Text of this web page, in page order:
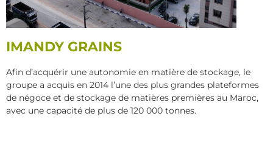
IMANDY GRAINS
Afin d’acquérir une autonomie en matière de stockage, le
groupe a acquis en 2014 l’une des plus grandes plateformes
de négoce et de stockage de matières premières au Maroc,
avec une capacité de plus de 120 000 tonnes.